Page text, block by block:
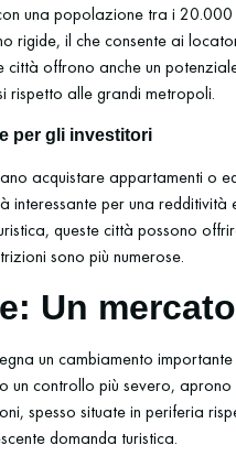
una popolazione tra i
rigide, il che consente ai
offrono anche un
rispetto alle grandi metropoli.
per gli investitori
acquistare appartamenti o
interessante per una
queste città possono
sono più numerose.
Un
un cambiamento
un controllo più severo,
spesso situate in periferia
domanda turistica.